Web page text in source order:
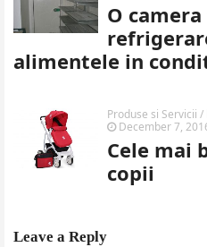
O
alimentele in
Produse si Servicii /
December 7,
Cele mai
copii
Leave a Reply